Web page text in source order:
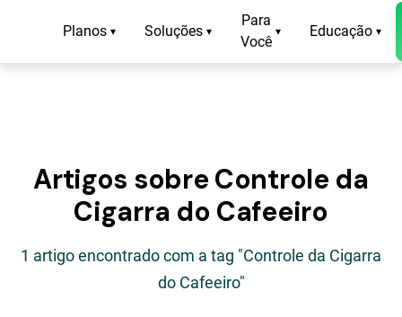
Planos ▾ Soluções ▾
Para
Você
▾ Educação ▾
Artigos sobre Controle da
Cigarra do Cafeeiro
1 artigo encontrado com a tag "Controle da Cigarra
do Cafeeiro"